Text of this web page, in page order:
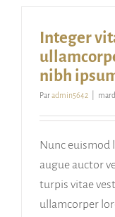
Integer
nibh
Paradmin5642
Nunc euismod
augue auctor
turpis vitae
ullamcorper